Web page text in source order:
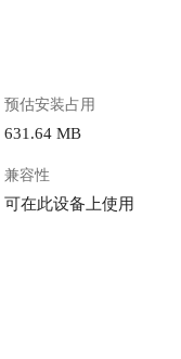
预估安装占用
631.64 MB
兼容性
可在此设备上使用